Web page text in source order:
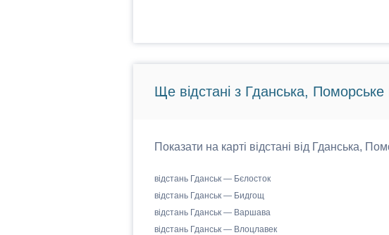
Ще відстані з Гданська,
Показати на карті відстані від Гданська,
відстань Гданськ — Бєлосток
відстань Гданськ — Бидгощ
відстань Гданськ — Варшава
відстань Гданськ — Влоцлавек